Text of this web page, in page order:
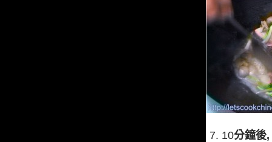
7. 10分鐘後,